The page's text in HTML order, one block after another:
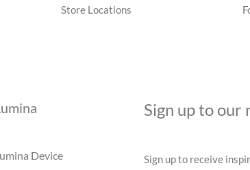
Store Locations
Device
Sign up to our
Sign up to receive